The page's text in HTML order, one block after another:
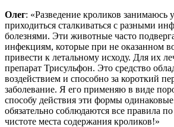
Олег: «Разведение кроликов занимаюсь
приходиться сталкиваться с разными
болезнями. Эти животные часто
инфекциям, которые при не оказанном
привести к летальному исходу. Для их
препарат Трисульфон. Это средство
воздействием и способно за короткий
заболевание. Я его применяю в виде
способу действия эти формы
обязательно соблюдаются все правила
чистоте места содержания кроликов!»